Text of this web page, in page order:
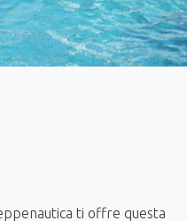
ti offre questa